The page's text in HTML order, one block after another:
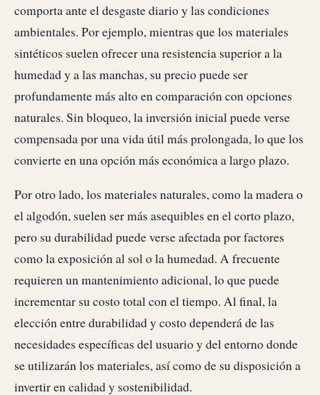
comporta ante el desgaste diario y las condiciones
ambientales. Por ejemplo, mientras que los materiales
sintéticos suelen ofrecer una resistencia superior a la
humedad y a las manchas, su precio puede ser
profundamente más alto en comparación con opciones
naturales. Sin bloqueo, la inversión inicial puede verse
compensada por una vida útil más prolongada, lo que los
convierte en una opción más económica a largo plazo.
Por otro lado, los materiales naturales, como la madera o
el algodón, suelen ser más asequibles en el corto plazo,
pero su durabilidad puede verse afectada por factores
como la exposición al sol o la humedad. A frecuente
requieren un mantenimiento adicional, lo que puede
incrementar su costo total con el tiempo. Al final, la
elección entre durabilidad y costo dependerá de las
necesidades específicas del usuario y del entorno donde
se utilizarán los materiales, así como de su disposición a
invertir en calidad y sostenibilidad.